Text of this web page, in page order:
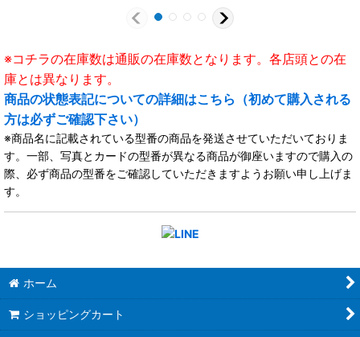
※コチラの在庫数は通販の在庫数となります。各店頭との在
庫とは異なります。
商品の状態表記についての詳細はこちら（初めて購入される
方は必ずご確認下さい）
※商品名に記載されている型番の商品を発送させていただいておりま
す。一部、写真とカードの型番が異なる商品が御座いますので購入の
際、必ず商品の型番をご確認していただきますようお願い申し上げま
す。
ホーム
ショッピングカート